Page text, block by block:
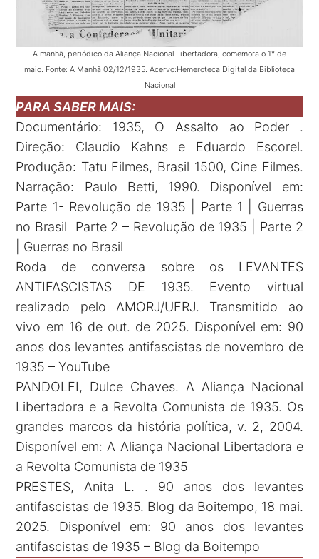
A manhã, periódico da Aliança Nacional Libertadora, comemora o 1° de
maio. Fonte: A Manhã 02/12/1935. Acervo:Hemeroteca Digital da Biblioteca
Nacional
PARA SABER MAIS:
Documentário: 1935, O Assalto ao Poder .
Direção: Claudio Kahns e Eduardo Escorel.
Produção: Tatu Filmes, Brasil 1500, Cine Filmes.
Narração: Paulo Betti, 1990. Disponível em:
Parte 1- Revolução de 1935 | Parte 1 | Guerras
no Brasil
Parte 2 – Revolução de 1935 | Parte 2
| Guerras no Brasil
Roda de conversa sobre os LEVANTES
ANTIFASCISTAS DE 1935. Evento virtual
realizado pelo AMORJ/UFRJ. Transmitido ao
vivo em 16 de out. de 2025. Disponível em: 90
anos dos levantes antifascistas de novembro de
1935 – YouTube
PANDOLFI, Dulce Chaves. A Aliança Nacional
Libertadora e a Revolta Comunista de 1935. Os
grandes marcos da história política, v. 2, 2004.
Disponível em: A Aliança Nacional Libertadora e
a Revolta Comunista de 1935
PRESTES, Anita L. . 90 anos dos levantes
antifascistas de 1935. Blog da Boitempo, 18 mai.
2025. Disponível em: 90 anos dos levantes
antifascistas de 1935 – Blog da Boitempo